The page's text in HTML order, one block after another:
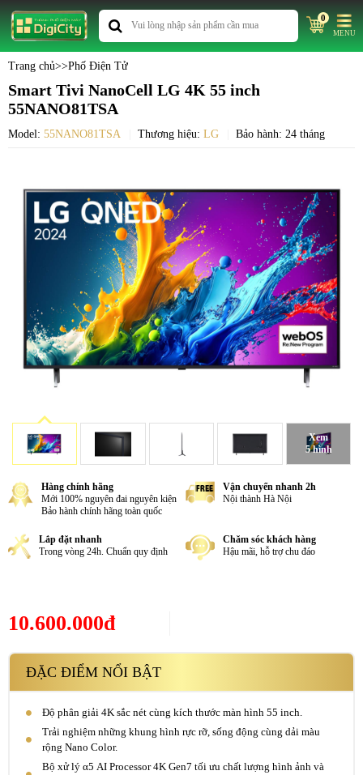
0
MENU
Trang chủ>>Phố Điện Tử
Smart Tivi NanoCell LG 4K 55 inch
55NANO81TSA
Model: 55NANO81TSA Thương hiệu: LG Bảo hành: 24 tháng
Xem
5 hình
Hàng chính hãng
Mới 100% nguyên đai nguyên kiện
Bảo hành chính hãng toàn quốc
Vận chuyển nhanh 2h
Nội thành Hà Nội
Lắp đặt nhanh
Trong vòng 24h. Chuẩn quy định
Chăm sóc khách hàng
Hậu mãi, hỗ trợ chu đáo
10.600.000đ
ĐẶC ĐIỂM NỔI BẬT
Độ phân giải 4K sắc nét cùng kích thước màn hình 55 inch.
Trải nghiệm những khung hình rực rỡ, sống động cùng dải màu
rộng Nano Color.
Bộ xử lý α5 AI Processor 4K Gen7 tối ưu chất lượng hình ảnh và